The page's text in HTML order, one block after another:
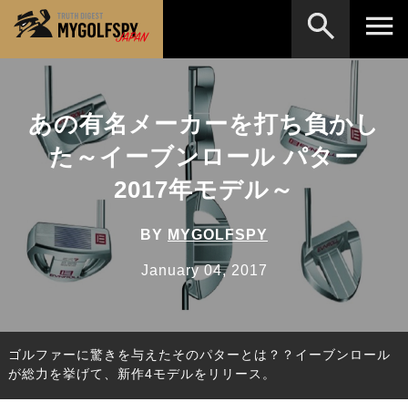
あの有名メーカーを打ち負かし
た～イーブンロール パター
2017年モデル～
BY MYGOLFSPY
January 04, 2017
ゴルファーに驚きを与えたそのパターとは？？イーブンロール
が総力を挙げて、新作4モデルをリリース。
MOST WANTED テストランキング
NEW RELEASES 新製品情報
HOW TO ゴルフ上達・実践テクニック
Golf News ゴルフニュース
REVIEWS
FAIRWAY WOODS フェアウェイウッド
HYBRIDS ハイブリッド
※メーカー名やクラブ名など、検索したい事柄を入
検索